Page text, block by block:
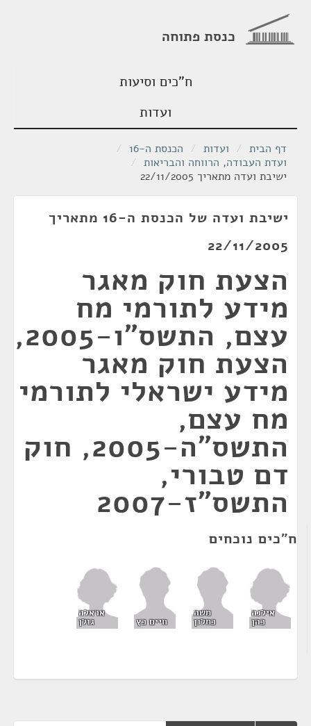
כנסת פתוחה
ח"כים וסיעות
ועדות
דף הבית / ועדות / הכנסת ה-16
/
ועדת העבודה, הרווחה והבריאות /
ישיבת ועדה מתאריך 22/11/2005
ישיבת ועדה של הכנסת ה-16 מתאריך
22/11/2005
הצעת חוק מאגר
מידע לתורמי מח
עצם, התשס"ו-2005,
הצעת חוק מאגר
מידע ישראלי לתורמי
מח עצם,
התשס"ה-2005, חוק
דם טבורי,
התשס"ז-2007
ח"כים נוכחים
אילנה
כהן
משה
כחלון חיים כץ
אראלה
גולן